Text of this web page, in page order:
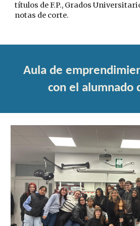
títulos de F.P., Grados
notas de corte.
Aula de
con el alumnado